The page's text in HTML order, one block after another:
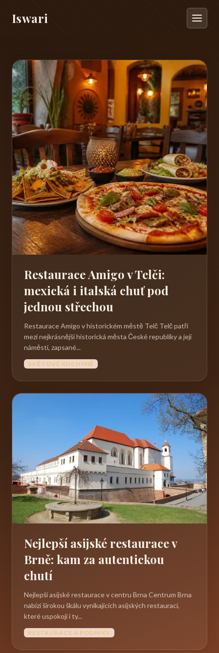
Iswari
Restaurace Amigo v Telči:
mexická i italská chuť pod
jednou střechou
Restaurace Amigo v historickém městě Telč Telč patří
mezi nejkrásnější historická města České republiky a její
náměstí, zapsané...
SVĚTOVÉ KUCHYNĚ
Nejlepší asijské restaurace v
Brně: kam za autentickou
chutí
Nejlepší asijské restaurace v centru Brna Centrum Brna
nabízí širokou škálu vynikajících asijských restaurací,
které uspokojí i ty...
RESTAURACE A PODNIKY